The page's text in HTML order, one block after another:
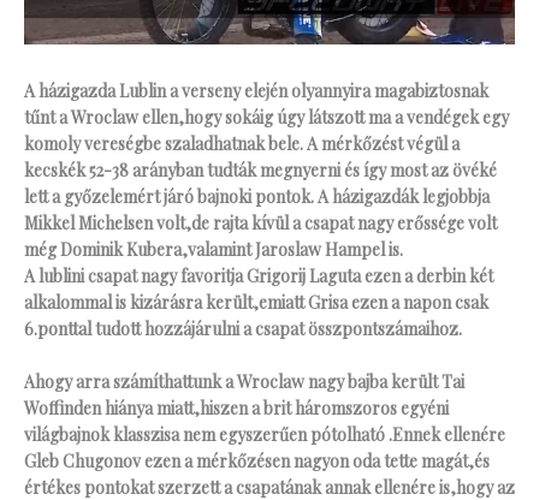
A házigazda Lublin a verseny elején olyannyira magabiztosnak
tűnt a Wroclaw ellen,hogy sokáig úgy látszott ma a vendégek egy
komoly vereségbe szaladhatnak bele. A mérkőzést végül a
kecskék 52-38 arányban tudták megnyerni és így most az övéké
lett a győzelemért járó bajnoki pontok. A házigazdák legjobbja
Mikkel Michelsen volt,de rajta kívül a csapat nagy erőssége volt
még Dominik Kubera,valamint Jaroslaw Hampel is.
A lublini csapat nagy favoritja Grigorij Laguta ezen a derbin két
alkalommal is kizárásra került,emiatt Grisa ezen a napon csak
6.ponttal tudott hozzájárulni a csapat összpontszámaihoz.
Ahogy arra számíthattunk a Wroclaw nagy bajba került Tai
Woffinden hiánya miatt,hiszen a brit háromszoros egyéni
világbajnok klasszisa nem egyszerűen pótolható .Ennek ellenére
Gleb Chugonov ezen a mérkőzésen nagyon oda tette magát,és
értékes pontokat szerzett a csapatának annak ellenére is,hogy az